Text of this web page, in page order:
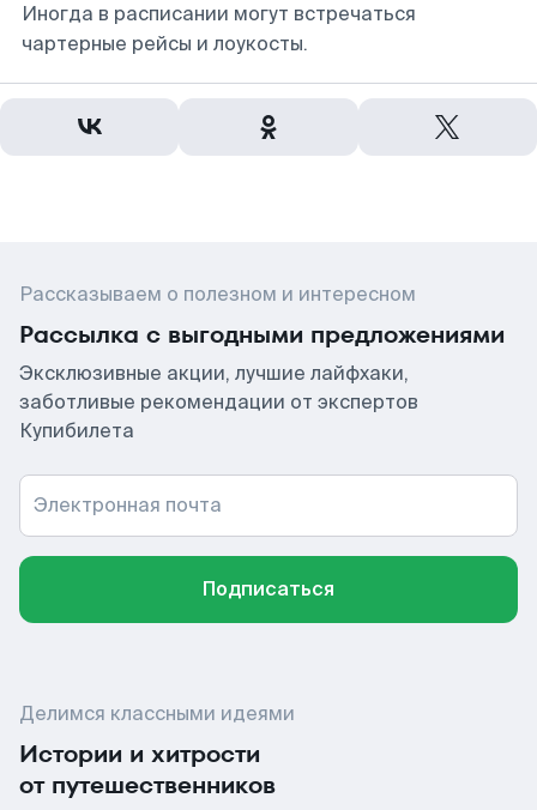
Иногда в расписании могут встречаться
чартерные рейсы и лоукосты.
Рассказываем о полезном и интересном
Рассылка с выгодными предложениями
Эксклюзивные акции, лучшие лайфхаки,
заботливые рекомендации от экспертов
Купибилета
Электронная почта
Подписаться
Делимся классными идеями
Истории и хитрости
от путешественников